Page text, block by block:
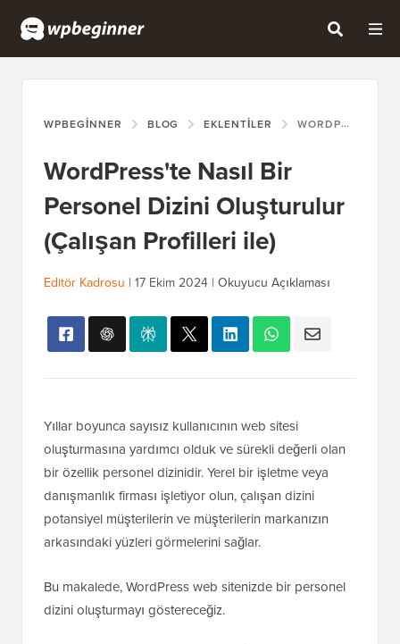
WPBEGINNER BLOG EKLENTILER WORDPRESS'TE NASIL BIR PERSONEL DIZINI OLUŞTURULUR (ÇALIŞAN PROFILLERI ILE)
WordPress'te Nasıl Bir
Personel Dizini Oluşturulur
(Çalışan Profilleri ile)
Editör Kadrosu | 17 Ekim 2024 | Okuyucu Açıklaması
Yıllar boyunca sayısız kullanıcının web sitesi
oluşturmasına yardımcı olduk ve sürekli değerli olan
bir özellik personel dizinidir. Yerel bir işletme veya
danışmanlık firması işletiyor olun, çalışan dizini
potansiyel müşterilerin ve müşterilerin markanızın
arkasındaki yüzleri görmelerini sağlar.
Bu makalede, WordPress web sitenizde bir personel
dizini oluşturmayı göstereceğiz.